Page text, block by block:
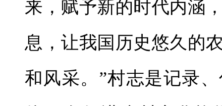
来，赋予新的时代内涵
息，让我国历史悠久的
和风采。”村志是记录